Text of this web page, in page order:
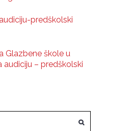
predškolski
Glazbene škole u
audiciju – predškolski